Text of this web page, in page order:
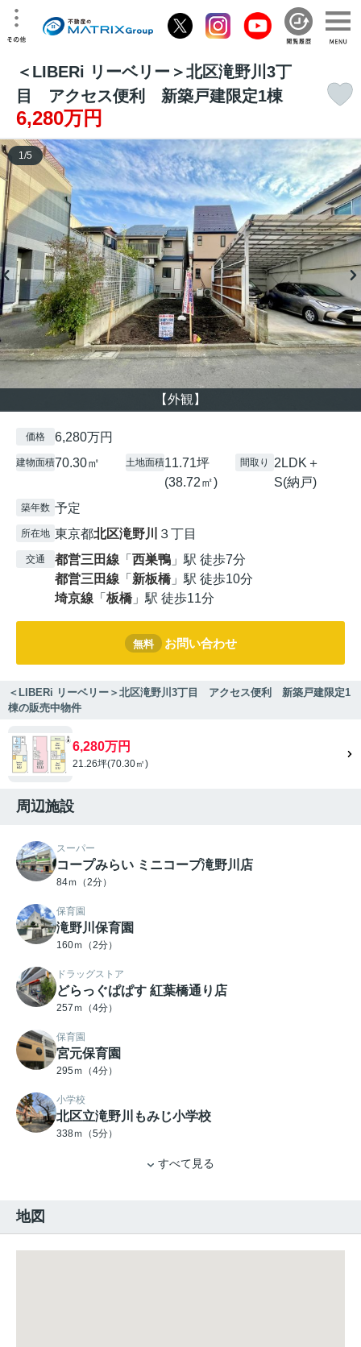
＜LIBERi リーベリー＞北区滝野川3丁
目 アクセス便利 新築戸建限定1棟
6,280万円
【外観】
1/5
価格 6,280万円
建物面積70.30㎡ 土地面積11.71坪
(38.72㎡)
間取り
2LDK＋
S(納戸)
築年数 予定
所在地 東京都北区滝野川 ３丁目
交通 都営三田線 「 西巣鴨 」駅 徒歩7分
都営三田線 「 新板橋」駅 徒歩10分
埼京線 「 板橋」駅 徒歩11分
無料 お問い合わせ
＜LIBERi リーベリー＞北区滝野川3丁目 アクセス便利 新築戸建限定1
棟の販売中物件
6,280万円
21.26坪(70.30㎡)
周辺施設
スーパー
コープみらい ミニコープ滝野川店
84ｍ（2分）
保育園
滝野川保育園
160ｍ（2分）
ドラッグストア
どらっぐぱぱす 紅葉橋通り店
257ｍ（4分）
保育園
宮元保育園
295ｍ（4分）
小学校
北区立滝野川もみじ小学校
338ｍ（5分）
すべて見る
地図